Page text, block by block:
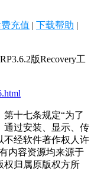
充值 | 下载帮助 |
版Recovery工
十七条规定“为了
通过安装、显示、传
不经软件著作权人许
内容资源均来源于
权归属原版权方所